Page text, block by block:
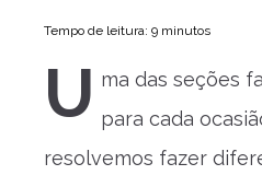
Tempo de leitura: 9 minutos
U ma das seções
para cada
resolvemos fazer